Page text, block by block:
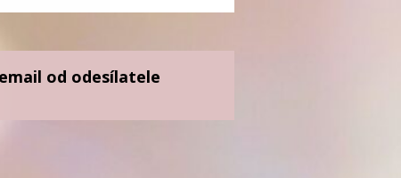
od odesílatele